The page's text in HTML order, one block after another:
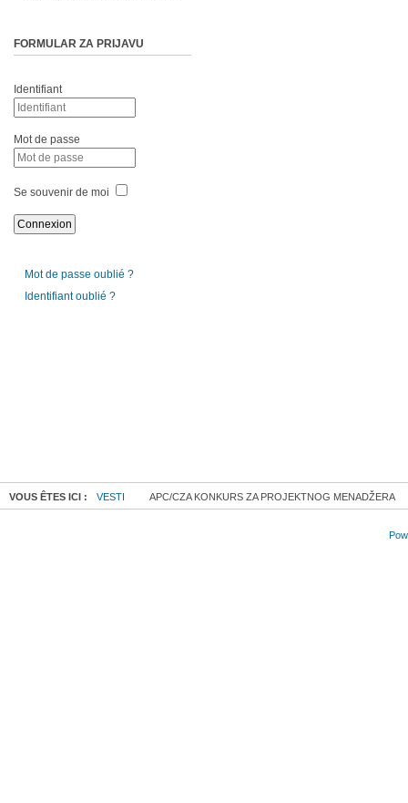
FORMULAR ZA PRIJAVU
Identifiant
Mot de passe
Se souvenir de moi
Mot de passe oublié ?
Identifiant oublié ?
VOUS ÊTES ICI : VESTI APC/CZA KONKURS ZA PROJEKTNOG MENADŽERA